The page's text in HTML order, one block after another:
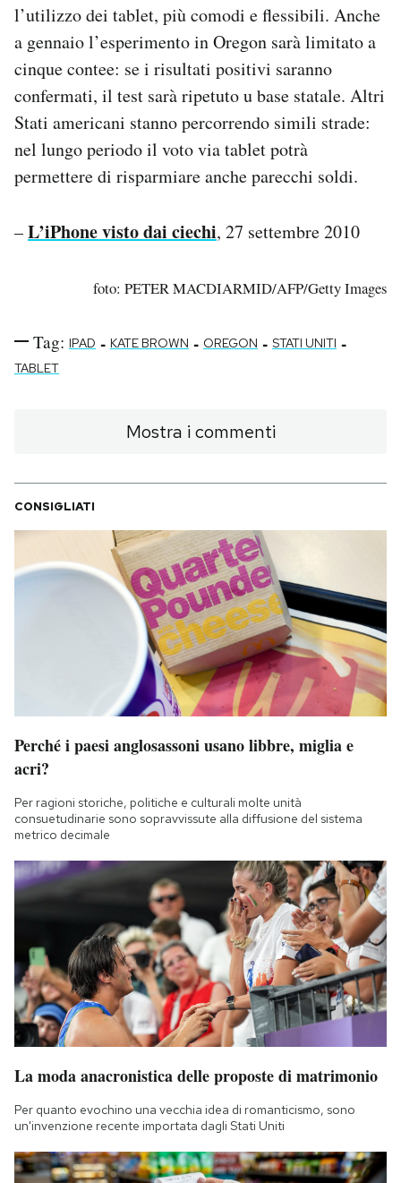
l’utilizzo dei tablet, più comodi e flessibili. Anche
a gennaio l’esperimento in Oregon sarà limitato a
cinque contee: se i risultati positivi saranno
confermati, il test sarà ripetuto u base statale. Altri
Stati americani stanno percorrendo simili strade:
nel lungo periodo il voto via tablet potrà
permettere di risparmiare anche parecchi soldi.
–L’iPhone visto dai ciechi, 27 settembre 2010
foto: PETER MACDIARMID/AFP/Getty Images
Tag: IPAD - KATE BROWN - OREGON - STATI UNITI -
TABLET
Mostra i commenti
CONSIGLIATI
Perché i paesi anglosassoni usano libbre, miglia e
acri?
Per ragioni storiche, politiche e culturali molte unità
consuetudinarie sono sopravvissute alla diffusione del sistema
metrico decimale
La moda anacronistica delle proposte di matrimonio
Per quanto evochino una vecchia idea di romanticismo, sono
un'invenzione recente importata dagli Stati Uniti